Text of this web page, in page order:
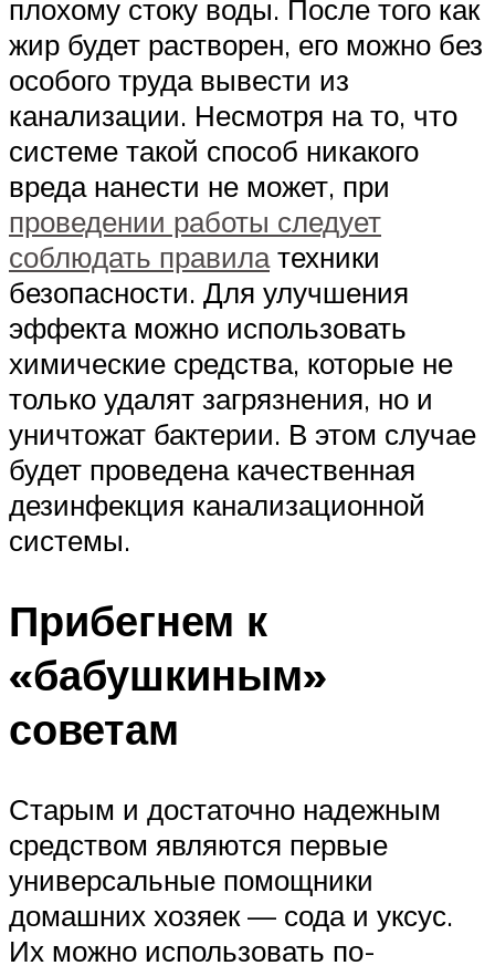
плохому стоку воды. После того как
жир будет растворен, его можно без
особого труда вывести из
канализации. Несмотря на то, что
системе такой способ никакого
вреда нанести не может, при
проведении работы следует
соблюдать правилатехники
безопасности. Для улучшения
эффекта можно использовать
химические средства, которые не
только удалят загрязнения, но и
уничтожат бактерии. В этом случае
будет проведена качественная
дезинфекция канализационной
системы.
Прибегнем к
«бабушкиным»
советам
Старым и достаточно надежным
средством являются первые
универсальные помощники
домашних хозяек — сода и уксус.
Их можно использовать по-